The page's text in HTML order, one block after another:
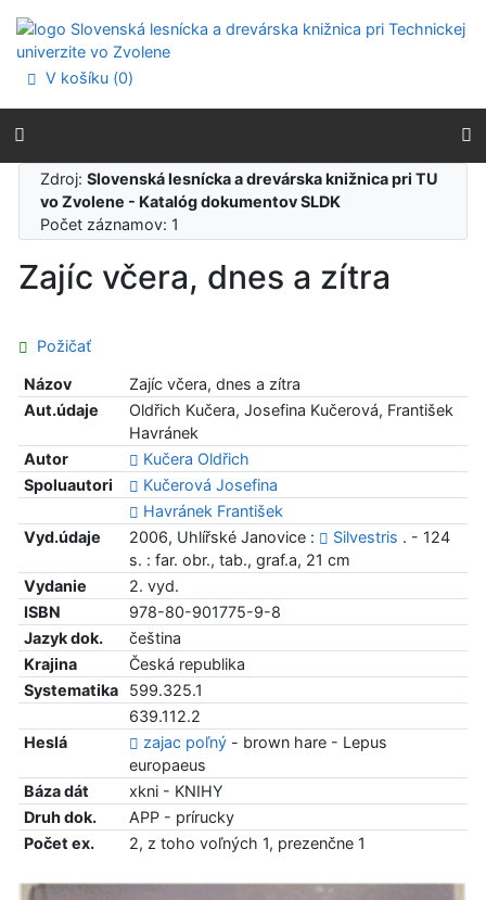
Prejsť na menu
Prehlásenie o webovej prístupnosti
V košíku (0)
Zdroj:Slovenská lesnícka a drevárska knižnica pri TU
vo Zvolene - Katalóg dokumentov SLDK
Počet záznamov: 1
Zajíc včera, dnes a zítra
Požičať
Názov
Zajíc včera, dnes a zítra
Aut.údaje
Oldřich Kučera, Josefina Kučerová, František
Havránek
Autor
Kučera Oldřich
Spoluautori
Kučerová Josefina
Havránek František
Vyd.údaje
2006, Uhlířské Janovice : Silvestris . - 124
s. : far. obr., tab., graf.a, 21 cm
Vydanie
2. vyd.
ISBN
978-80-901775-9-8
Jazyk dok.
čeština
Krajina
Česká republika
Systematika
599.325.1
639.112.2
Heslá
zajac poľný- brown hare - Lepus
europaeus
Báza dát
xkni - KNIHY
Druh dok.
APP - prírucky
Počet ex.
2, z toho voľných 1, prezenčne 1